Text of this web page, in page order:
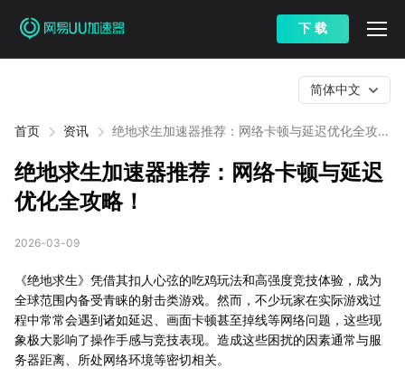
下 载
首页 资讯
绝地求生加速器推荐：网络卡顿与延迟优化全攻
简体中文
绝地求生加速器推荐：网络卡顿与延迟
优化全攻略！
2026-03-09
《绝地求生》凭借其扣人心弦的吃鸡玩法和高强度竞技体验，成为
全球范围内备受青睐的射击类游戏。然而，不少玩家在实际游戏过
程中常常会遇到诸如延迟、画面卡顿甚至掉线等网络问题，这些现
象极大影响了操作手感与竞技表现。造成这些困扰的因素通常与服
务器距离、所处网络环境等密切相关。